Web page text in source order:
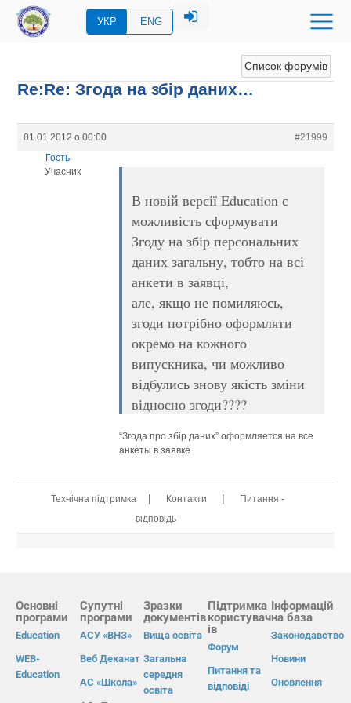
УКР ENG
Список форумів
Re:Re: Згода на збір даних…
01.01.2012 о 00:00
#21999
Гость
Учасник
В новій версії Eduсation є
можливість сформувати
Згоду на збір персональних
даних загальну, тобто на всі
анкети в заявці,
але, якщо не помиляюсь,
згоди потрібно оформляти
окремо на кожного
випускника, чи можливо
відбулись знову якість зміни
відносно згоди????
“Згода про збір даних” оформляется на все
анкеты в заявке
Технічна підтримка | Контакти |
Питання -
відповідь
Основні
програми
Education
WEB-
Education
Супутні
програми
АСУ «ВНЗ»
Веб Деканат
АС «Школа»
Зразки
документів
Вища освіта
Загальна
середня
освіта
Підтримка
користувач
ів
Форум
Питання та
відповіді
Інформацій
на база
Законодавство
Новини
Оновлення